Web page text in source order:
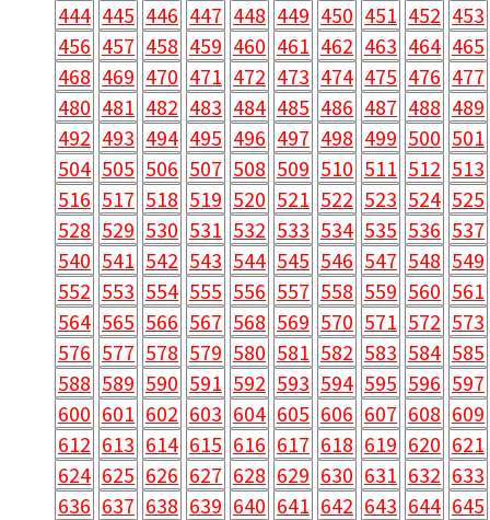
444 445 446 447 448 449 450 451 452 453
456 457 458 459 460 461 462 463 464 465
468 469 470 471 472 473 474 475 476 477
480 481 482 483 484 485 486 487 488 489
492 493 494 495 496 497 498 499 500 501
504 505 506 507 508 509 510 511 512 513
516 517 518 519 520 521 522 523 524 525
528 529 530 531 532 533 534 535 536 537
540 541 542 543 544 545 546 547 548 549
552 553 554 555 556 557 558 559 560 561
564 565 566 567 568 569 570 571 572 573
576 577 578 579 580 581 582 583 584 585
588 589 590 591 592 593 594 595 596 597
600 601 602 603 604 605 606 607 608 609
612 613 614 615 616 617 618 619 620 621
624 625 626 627 628 629 630 631 632 633
636 637 638 639 640 641 642 643 644 645